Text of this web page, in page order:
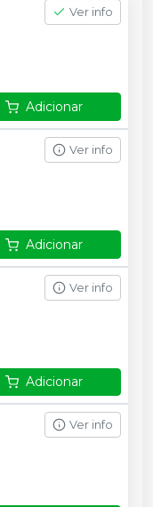
Ver info
Adicionar
Ver info
Adicionar
Ver info
Adicionar
Ver info